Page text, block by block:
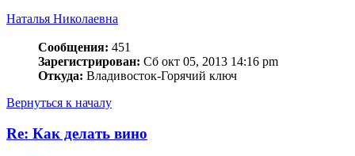
Наталья Николаевна
Сообщения: 451
Зарегистрирован: Сб окт 05, 2013 14:16 pm
Откуда: Владивосток-Горячий ключ
Вернуться к началу
Re: Как делать вино